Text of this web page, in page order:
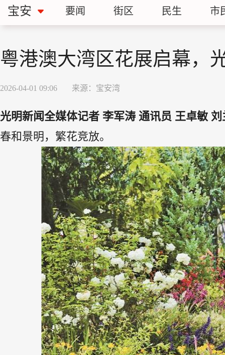
宝安 要闻 街区 民生 市
粤港澳大湾区花展启幕，
2026-04-01 09:06 来源： 宝安湾
光明新闻全媒体记者 李军涛 通讯员 王卓敏
春和景明，繁花竞放。